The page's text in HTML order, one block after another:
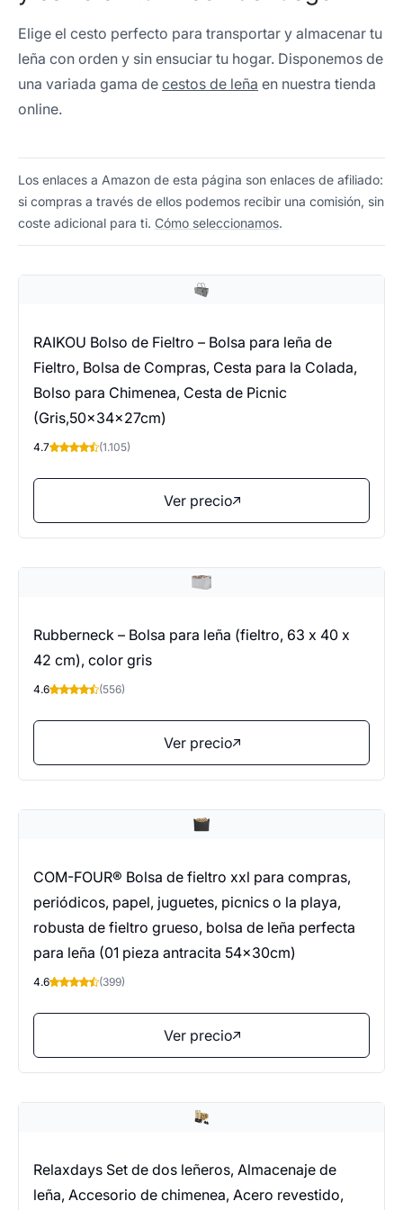
Elige el cesto perfecto para transportar y almacenar tu
leña con orden y sin ensuciar tu hogar. Disponemos de
una variada gama de cestos de leña en nuestra tienda
online.
Los enlaces a Amazon de esta página son enlaces de afiliado:
si compras a través de ellos podemos recibir una comisión, sin
coste adicional para ti. Cómo seleccionamos.
RAIKOU Bolso de Fieltro – Bolsa para leña de
Fieltro, Bolsa de Compras, Cesta para la Colada,
Bolso para Chimenea, Cesta de Picnic
(Gris,50x34x27cm)
4.7 (1.105)
Ver precio
Rubberneck – Bolsa para leña (fieltro, 63 x 40 x
42 cm), color gris
4.6 (556)
Ver precio
COM-FOUR® Bolsa de fieltro xxl para compras,
periódicos, papel, juguetes, picnics o la playa,
robusta de fieltro grueso, bolsa de leña perfecta
para leña (01 pieza antracita 54x30cm)
4.6 (399)
Ver precio
Relaxdays Set de dos leñeros, Almacenaje de
leña, Accesorio de chimenea, Acero revestido,